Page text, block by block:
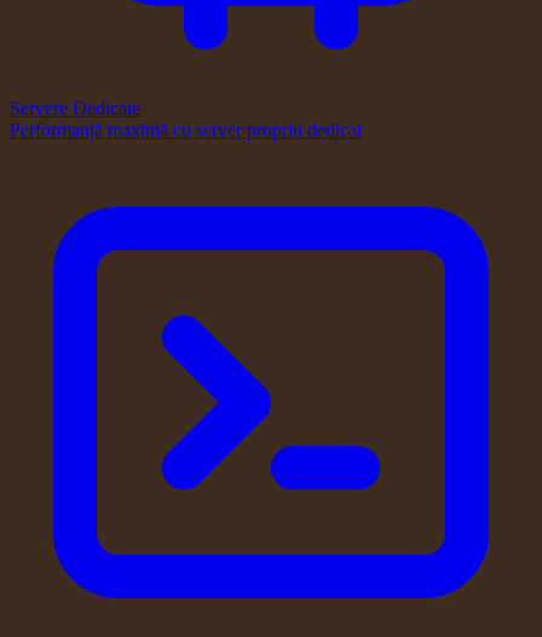
Servere Dedicate
Performanță maximă cu server propriu dedicat